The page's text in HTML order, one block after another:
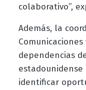
colaborativo”,
Además, la
dependencias
identificar